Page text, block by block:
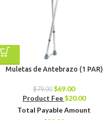
Muletas de Antebrazo (1 PAR)
$79.00 $69.00
Product Fee $20.00
Total Payable Amount